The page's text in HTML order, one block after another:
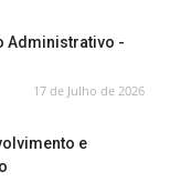
Administrativo -
17 de Julho de 2026
e